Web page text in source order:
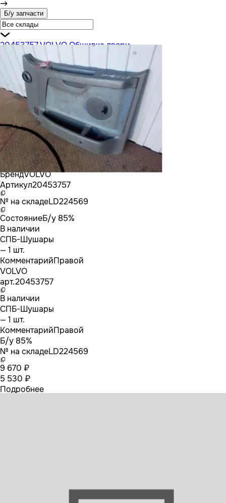
Б/у запчасти
20453757 VOLVO Обшивка двери
БрендVOLVO
Артикул20453757
№ на складеLD224569
СостояниеБ/у 85%
В наличии
СПБ-Шушары
— 1 шт.
КомментарийПравой
VOLVO
арт.20453757
В наличии
СПБ-Шушары
— 1 шт.
КомментарийПравой
Б/у 85%
№ на складеLD224569
9 670 ₽
5 530 ₽
Подробнее